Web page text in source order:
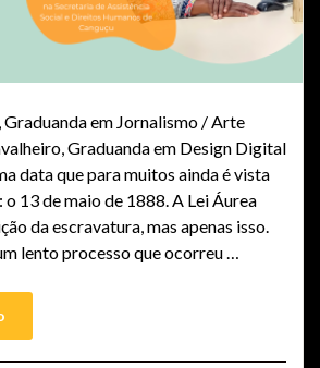
Graduanda em Jornalismo / Arte
Graduanda em Design Digital
data que para muitos ainda é vista
13 de maio de 1888. A Lei Áurea
da escravatura, mas apenas isso.
lento processo que ocorreu …